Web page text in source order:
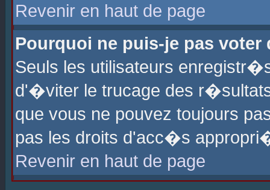
Revenir en haut de page
Pourquoi ne puis-je pas voter
Seuls les utilisateurs
d'�viter le trucage des
que vous ne pouvez toujours
pas les droits d'acc�s
Revenir en haut de page